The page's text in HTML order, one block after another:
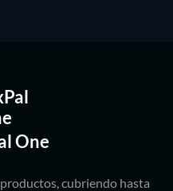
One
cubriendo hasta